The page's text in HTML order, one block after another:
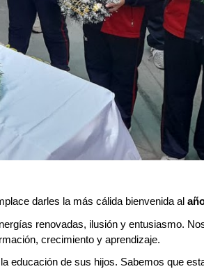
darles la más cálida bienvenida al
renovadas, ilusión y entusiasmo.
crecimiento y aprendizaje.
educación de sus hijos. Sabemos que